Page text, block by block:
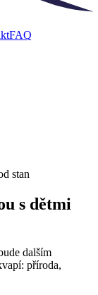
FAQ
stan
s dětmi
dalším
příroda,